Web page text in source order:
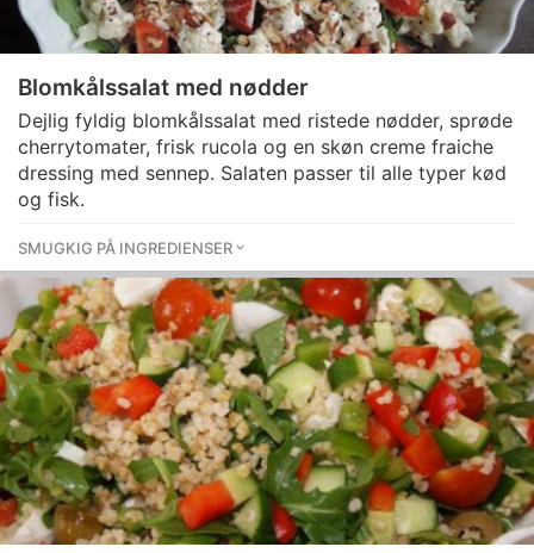
Blomkålssalat med nødder
Dejlig fyldig blomkålssalat med ristede nødder, sprøde
cherrytomater, frisk rucola og en skøn creme fraiche
dressing med sennep. Salaten passer til alle typer kød
og fisk.
SMUGKIG PÅ INGREDIENSER